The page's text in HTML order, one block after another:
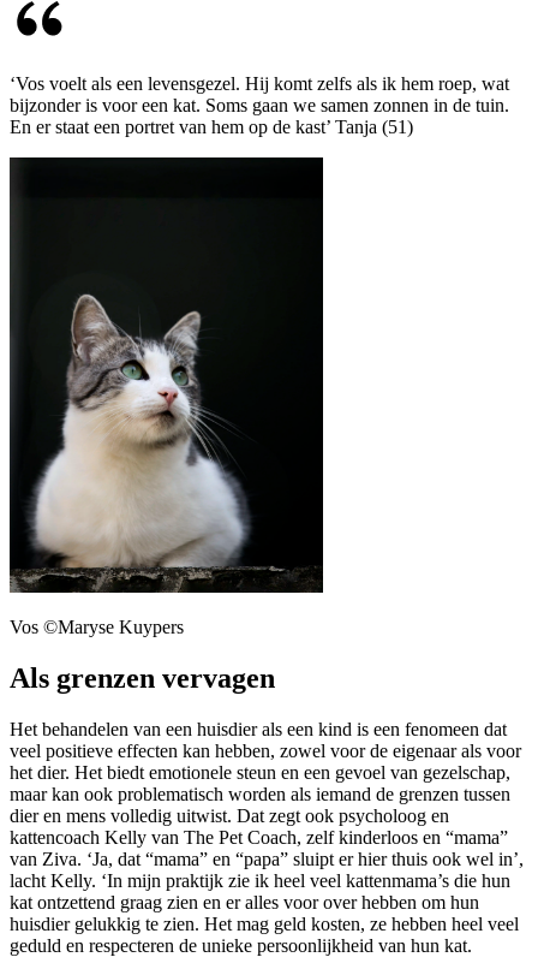
‘Vos voelt als een levensgezel. Hij komt zelfs als ik hem roep, wat
bijzonder is voor een kat. Soms gaan we samen zonnen in de tuin.
En er staat een portret van hem op de kast’ Tanja (51)
Vos ©Maryse Kuypers
Als grenzen vervagen
Het behandelen van een huisdier als een kind is een fenomeen dat
veel positieve effecten kan hebben, zowel voor de eigenaar als voor
het dier. Het biedt emotionele steun en een gevoel van gezelschap,
maar kan ook problematisch worden als iemand de grenzen tussen
dier en mens volledig uitwist. Dat zegt ook psycholoog en
kattencoach Kelly van The Pet Coach, zelf kinderloos en “mama”
van Ziva. ‘Ja, dat “mama” en “papa” sluipt er hier thuis ook wel in’,
lacht Kelly. ‘In mijn praktijk zie ik heel veel kattenmama’s die hun
kat ontzettend graag zien en er alles voor over hebben om hun
huisdier gelukkig te zien. Het mag geld kosten, ze hebben heel veel
geduld en respecteren de unieke persoonlijkheid van hun kat.